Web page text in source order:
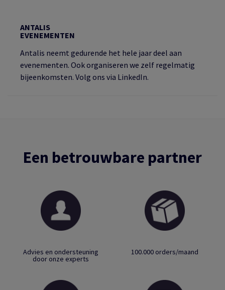
ANTALIS
EVENEMENTEN
Antalis neemt gedurende het hele jaar deel aan
evenementen. Ook organiseren we zelf regelmatig
bijeenkomsten. Volg ons via LinkedIn.
Een betrouwbare partner
Advies en ondersteuning
door onze experts
100.000 orders/maand